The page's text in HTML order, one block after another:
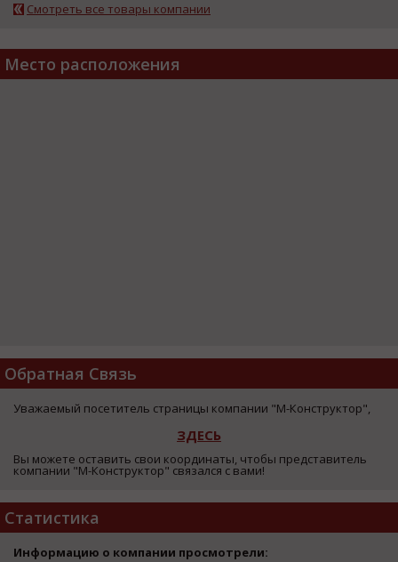
Смотреть все товары компании
Место расположения
Обратная Связь
Уважаемый посетитель страницы компании "М-Конструктор",
ЗДЕСЬ
Вы можете оставить свои координаты, чтобы представитель
компании "М-Конструктор" связался с вами!
Статистика
Информацию о компании просмотрели: